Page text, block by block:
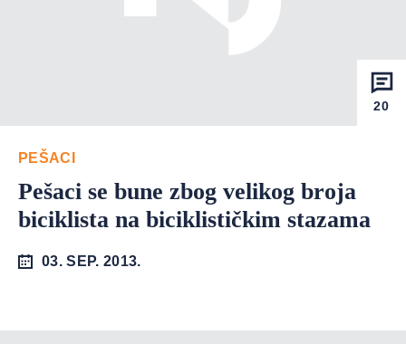
20
PEŠACI
Pešaci se bune zbog velikog broja
biciklista na biciklističkim stazama
03. SEP. 2013.